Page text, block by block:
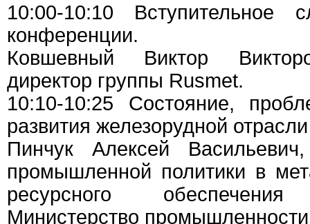
10:00-10:10 Вступительное
конференции.
Ковшевный Виктор
директор группы Rusmet.
10:10-10:25 Состояние,
развития железорудной
Пинчук Алексей
промышленной политики в
ресурсного обеспечения
Министерство промышленности